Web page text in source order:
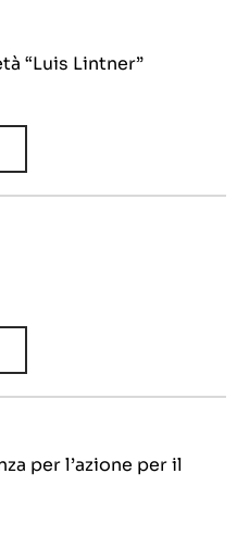
“Luis Lintner”
per l’azione per il